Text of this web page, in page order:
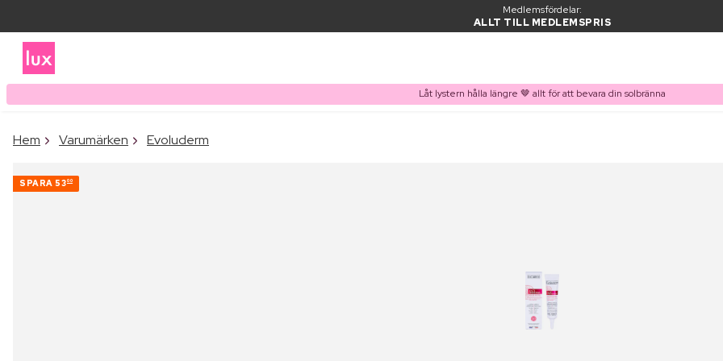
Medlemsfördelar:
ALLT TILL MEDLEMSPRIS
Låt lystern hålla längre 🤎 allt för att bevara din solbränna
Hem Varumärken Evoluderm
SPARA 5300